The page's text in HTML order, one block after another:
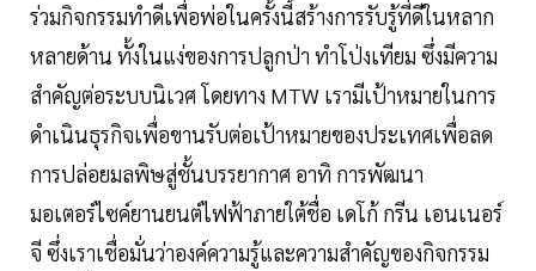
ร่วมกิจกรรมทำดีเพื่อพ่อในครั้งนี้สร้างการรับรู้ที่ดีในหลาก
หลายด้าน ทั้งในแง่ของการปลูกป่า ทำโป่งเทียม ซึ่งมีความ
สำคัญต่อระบบนิเวศ โดยทาง MTW เรามีเป้าหมายในการ
ดำเนินธุรกิจเพื่อขานรับต่อเป้าหมายของประเทศเพื่อลด
การปล่อยมลพิษสู่ชั้นบรรยากาศ อาทิ การพัฒนา
มอเตอร์ไซค์ยานยนต์ไฟฟ้าภายใต้ชื่อ เดโก้ กรีน เอนเนอร์
จี ซึ่งเราเชื่อมั่นว่าองค์ความรู้และความสำคัญของกิจกรรม